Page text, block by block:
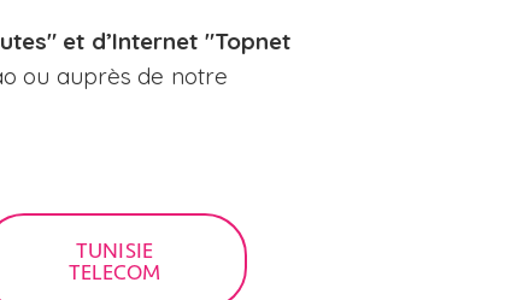
et d’Internet "Topnet
ou auprès de notre
TUNISIE
TELECOM